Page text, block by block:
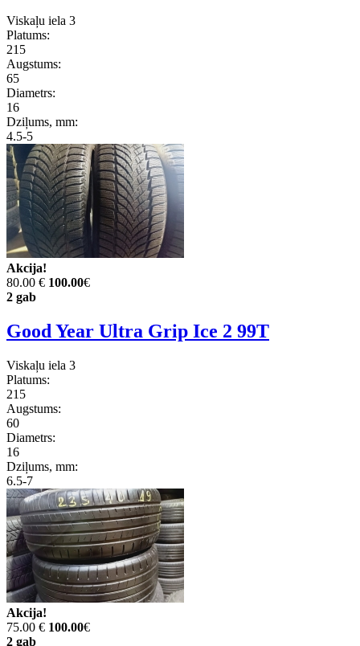
Viskaļu iela 3
Platums:
215
Augstums:
65
Diametrs:
16
Dziļums, mm:
4.5-5
Akcija!
80.00 € 100.00€
2 gab
Good Year Ultra Grip Ice 2 99T
Viskaļu iela 3
Platums:
215
Augstums:
60
Diametrs:
16
Dziļums, mm:
6.5-7
Akcija!
75.00 € 100.00€
2 gab